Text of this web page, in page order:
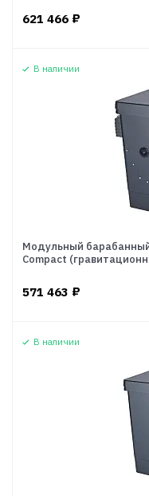
621 466 ₽
В наличии
Модульный
Compact
571 463 ₽
В наличии